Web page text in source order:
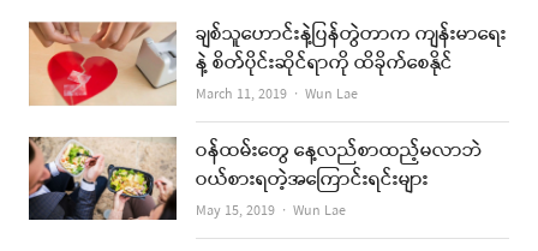
ချစ်သူဟောင်းနဲ့ပြန်တွဲတာက ကျန်းမာရေး
နဲ့ စိတ်ပိုင်းဆိုင်ရာကို ထိခိုက်စေနိုင်
March 11, 2019 Author
Wun Lae
ဝန်ထမ်းတွေ နေ့လည်စာထည့်မလာဘဲ
ဝယ်စားရတဲ့အကြောင်းရင်းများ
May 15, 2019 Author
Wun Lae